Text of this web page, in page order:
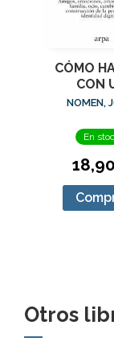
CÓMO
CON
NOMEN,
En
Otros